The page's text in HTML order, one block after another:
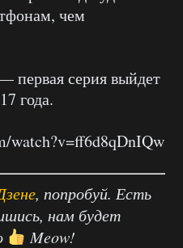
чем
первая серия выйдет
года.
watch?v=ff6d8qDnIQw
, попробуй. Есть
нам будет
Meow!